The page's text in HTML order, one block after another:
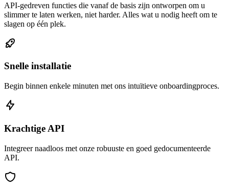
API-gedreven functies die vanaf de basis zijn ontworpen om u
slimmer te laten werken, niet harder. Alles wat u nodig heeft om te
slagen op één plek.
Snelle installatie
Begin binnen enkele minuten met ons intuïtieve onboardingproces.
Krachtige API
Integreer naadloos met onze robuuste en goed gedocumenteerde
API.